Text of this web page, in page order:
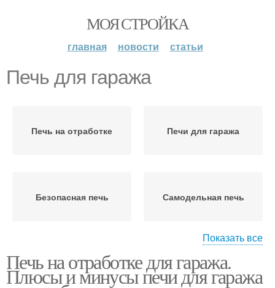
МОЯ СТРОЙКА
главная новости статьи
Печь для гаража
Печь на отработке Печи для гаража
Безопасная печь Самодельная печь
Самодельные печи
Показать все
Печь на отработке для гаража.
Плюсы и минусы печи для гаража